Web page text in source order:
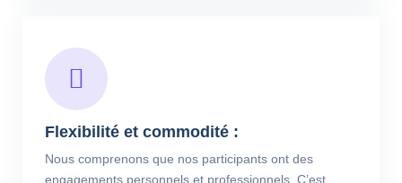
Flexibilité et commodité :
Nous comprenons que nos participants ont des
engagements personnels et professionnels. C’est